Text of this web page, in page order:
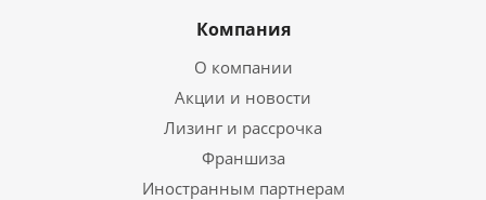
Компания
О компании
Акции и новости
Лизинг и рассрочка
Франшиза
Иностранным партнерам